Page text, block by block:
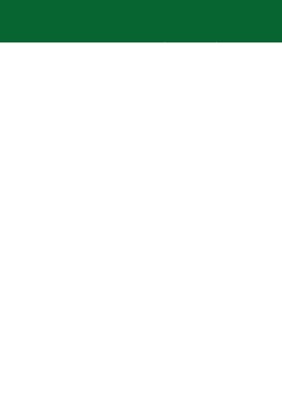
Opti-Ration Betriebs GmbH